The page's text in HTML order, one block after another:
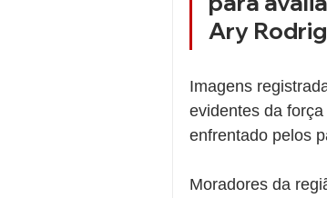
Ary
Imagens
evidentes da
enfrentado pelos
Moradores da